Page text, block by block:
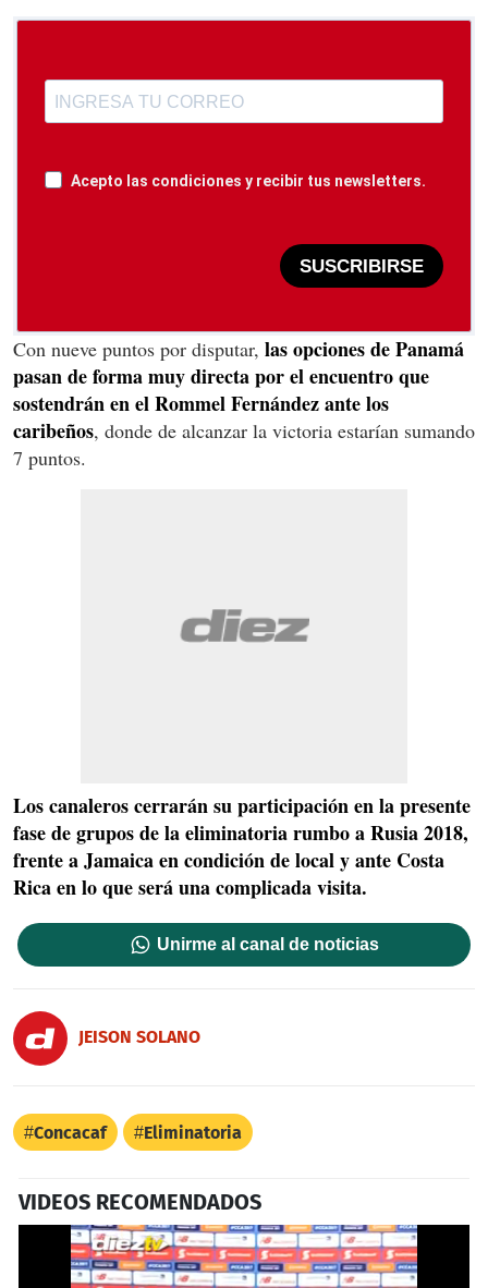
Acepto las condiciones y recibir tus newsletters.
SUSCRIBIRSE
Con nueve puntos por disputar, las opciones de Panamá
pasan de forma muy directa por el encuentro que
sostendrán en el Rommel Fernández ante los
caribeños, donde de alcanzar la victoria estarían sumando
7 puntos.
Los canaleros cerrarán su participación en la presente
fase de grupos de la eliminatoria rumbo a Rusia 2018,
frente a Jamaica en condición de local y ante Costa
Rica en lo que será una complicada visita.
Unirme al canal de noticias
JEISON SOLANO
Concacaf Eliminatoria
VIDEOS RECOMENDADOS